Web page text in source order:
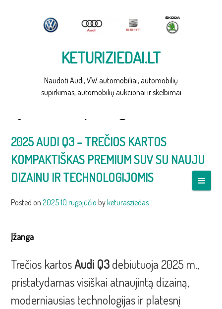
KETURIZIEDAI.LT
Naudoti Audi, VW automobiliai, automobilių
supirkimas, automobilių aukcionai ir skelbimai
2025 AUDI Q3 – TREČIOS KARTOS
KOMPAKTIŠKAS PREMIUM SUV SU NAUJU
DIZAINU IR TECHNOLOGIJOMIS
Posted on2025 10 rugpjūčio byketurasziedas
Įžanga
Trečios kartosAudi Q3debiutuoja 2025 m.,
pristatydamas visiškai atnaujintą dizainą,
moderniausias technologijas ir platesnį